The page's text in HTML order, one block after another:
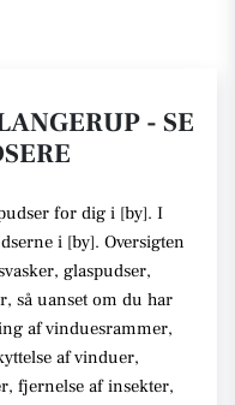
- SE
for dig i [by]. I
i [by]. Oversigten
glaspudser,
så uanset om du har
af vinduesrammer,
af vinduer,
fjernelse af insekter,